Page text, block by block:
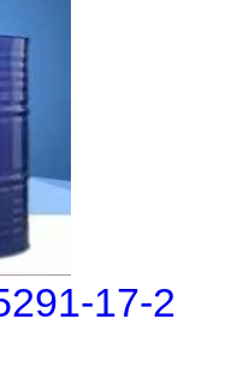
17-2